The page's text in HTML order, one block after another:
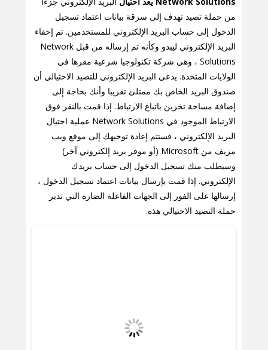
من حملة تصيد تهدف إلى سرقة بيانات اعتماد تسجيل
الدخول إلى حساب البريد الإلكتروني للمستخدمين. تم إخفاء
البريد الإلكتروني ليبدو وكأنه تم إرساله من قبل Network
Solutions ، وهي شركة تكنولوجيا شرعية مقرها في
الولايات المتحدة. يدعي البريد الإلكتروني للتصيد الاحتيالي أن
صندوق البريد الخاص بك ممتلئ تقريبا وأنك بحاجة إلى
إضافة مساحة تخزين باتباع الارتباط. إذا قمت بالنقر فوق
الارتباط الموجود في Network Solutions عملية احتيال
البريد الإلكتروني ، فستتم إعادة توجيهك إلى موقع ويب
مزيف من Microsoft (أو موفر بريد إلكتروني آخر)
وسيطلب منك تسجيل الدخول إلى حساب بريدك
الإلكتروني. إذا قمت بإرسال بيانات اعتماد تسجيل الدخول ،
إرسالها على الفور إلى الجهات الفاعلة الضارة التي تدير
حملة التصيد الاحتيالي هذه.